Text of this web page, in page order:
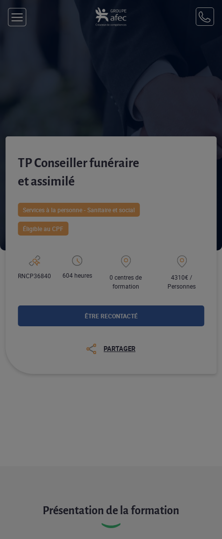
TP Conseiller funéraire
et assimilé
Services à la personne - Sanitaire et social
Éligible au CPF
RNCP36840 604 heures
0 centres de
formation
4310€ /
Personnes
ÊTRE RECONTACTÉ
PARTAGER
Présentation de la formation